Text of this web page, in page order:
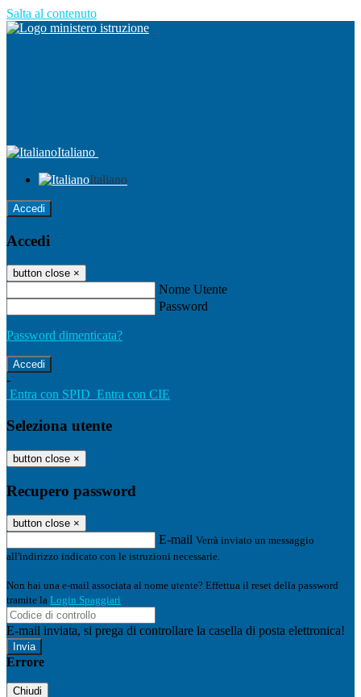
Salta al contenuto
Italiano
Italiano
Accedi
Accedi
button close ×
Nome Utente
Password
Password dimenticata?
-
Entra con SPID Entra con CIE
Seleziona utente
button close ×
Recupero password
button close ×
E-mail Verrà inviato un messaggio
all'indirizzo indicato con le istruzioni necessarie.
Non hai una e-mail associata al nome utente? Effettua il reset della password
tramite la Login Spaggiari
E-mail inviata, si prega di controllare la casella di posta elettronica!
Errore
Chiudi